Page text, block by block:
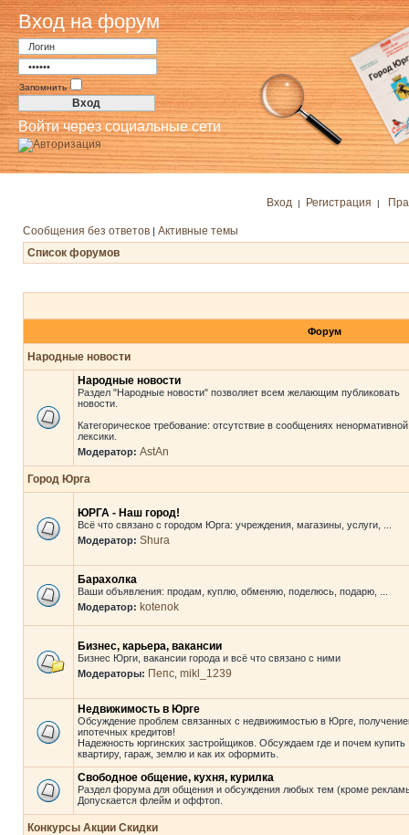
Вход на форум
Запомнить
Войти через социальные сети
Вход | Регистрация |
Сообщения без ответов | Активные темы
Список форумов
Форум
Народные новости
Народные новости
Раздел "Народные новости" позволяет всем желающим публиковать
новости.
Категорическое требование: отсутствие в сообщениях ненормативной
лексики.
Модератор: AstAn
Город Юрга
ЮРГА - Наш город!
Всё что связано с городом Юрга: учреждения, магазины, услуги, ...
Модератор: Shura
Барахолка
Ваши объявления: продам, куплю, обменяю, поделюсь, подарю, ...
Модератор: kotenok
Бизнес, карьера, вакансии
Бизнес Юрги, вакансии города и всё что связано с ними
Модераторы: Пепс mikl_1239
Недвижимость в Юрге
Обсуждение проблем связанных с недвижимостью в Юрге,
ипотечных кредитов!
Надежность юргинских застройщиков. Обсуждаем где и почем купить
квартиру, гараж, землю и как их оформить.
Свободное общение, кухня, курилка
Раздел форума для общения и обсуждения любых тем (кроме
Допускается флейм и оффтоп.
Конкурсы Акции Скидки